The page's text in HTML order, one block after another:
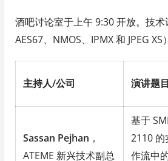
酒吧讨论室于上午 9:30 开放。技术
AES67、NMOS、IPMX 和 JPEG XS
主持人/公司 演讲题目
Sassan Pejhan ，
ATEME 新兴技术副总
基于
2110 的
作流中